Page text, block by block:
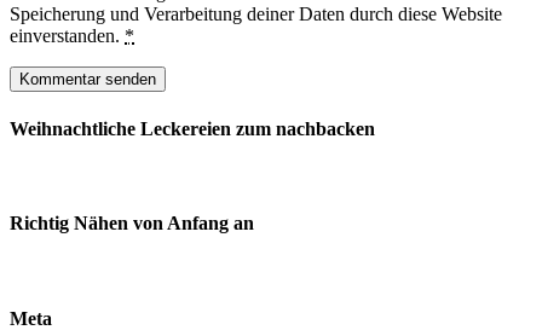
Speicherung und Verarbeitung deiner Daten durch diese Website
einverstanden. *
Weihnachtliche Leckereien zum nachbacken
Richtig Nähen von Anfang an
Meta